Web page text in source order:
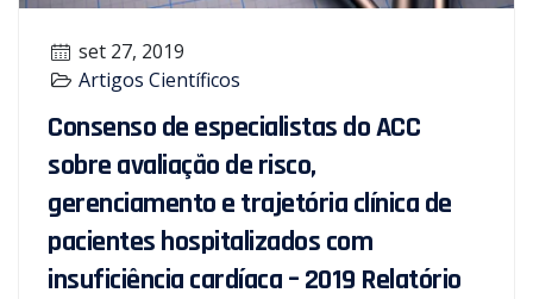
set 27, 2019
Artigos Científicos
Consenso de especialistas do ACC
sobre avaliação de risco,
gerenciamento e trajetória clínica de
pacientes hospitalizados com
insuficiência cardíaca – 2019 Relatório